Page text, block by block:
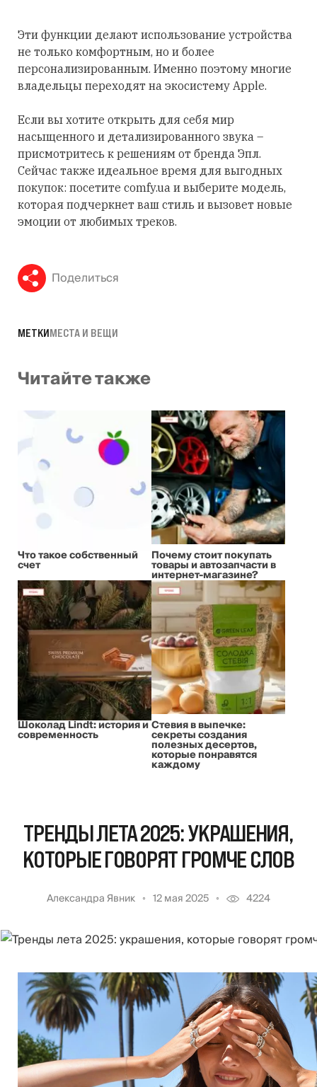
Эти функции делают использование устройства
не только комфортным, но и более
персонализированным. Именно поэтому многие
владельцы переходят на экосистему Apple.
Если вы хотите открыть для себя мир
насыщенного и детализированного звука –
присмотритесь к решениям от бренда Эпл.
Сейчас также идеальное время для выгодных
покупок: посетите comfy.ua и выберите модель,
которая подчеркнет ваш стиль и вызовет новые
эмоции от любимых треков.
Поделиться
МЕТКИМЕСТА И ВЕЩИ
Читайте также
Что такое собственный
счет
Почему стоит покупать
товары и автозапчасти в
интернет-магазине?
Шоколад Lindt: история и
современность
Стевия в выпечке:
секреты создания
полезных десертов,
которые понравятся
каждому
ТРЕНДЫ ЛЕТА 2025: УКРАШЕНИЯ,
КОТОРЫЕ ГОВОРЯТ ГРОМЧЕ СЛОВ
Александра Явник 12 мая 2025 4224